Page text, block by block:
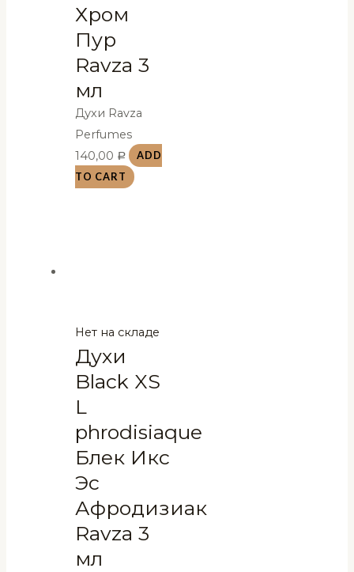
Хром
Пур
Ravza 3
мл
Духи Ravza
Perfumes
140,00 Р
ADD
TO CART
Нет на складе
Духи
Black XS
L
phrodisiaque
Блек Икс
Эс
Афродизиак
Ravza 3
мл